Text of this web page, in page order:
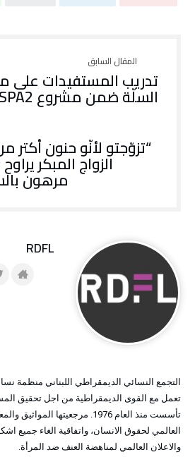
تدريب المستفيدات على
السلّة ضمن مشروع SPA2
“تزوّجتو لأنّو حنون أكتر
الزواج المبكر
مرهون
RDFL
التجمع النسائي الديمقراطي اللبناني منظمة
تعمل مع القوى الديمقراطية من اجل تحقيق
تأسست منذ العام 1976. مرجعيتها
العالمي لحقوق الانسان، واتفاقية الغاء جميع
والاعلان العالمي لمناهضة العنف ضد المرأة.